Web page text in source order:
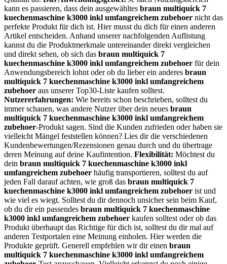
kann es passieren, dass dein ausgewähltes braun multiquick 7
kuechenmaschine k3000 inkl umfangreichem zubehoer nicht das
perfekte Produkt für dich ist. Hier musst du dich für einen anderen
Artikel entscheiden. Anhand unserer nachfolgenden Auflistung
kannst du die Produktmerkmale untereinander direkt vergleichen
und direkt sehen, ob sich das braun multiquick 7
kuechenmaschine k3000 inkl umfangreichem zubehoer für dein
Anwendungsbereich lohnt oder ob du lieber ein anderes braun
multiquick 7 kuechenmaschine k3000 inkl umfangreichem
zubehoer aus unserer Top30-Liste kaufen solltest.
Nutzererfahrungen: Wie bereits schon beschrieben, solltest du
immer schauen, was andere Nutzer über dein neues braun
multiquick 7 kuechenmaschine k3000 inkl umfangreichem
zubehoer-Produkt sagen. Sind die Kunden zufrieden oder haben sie
vielleicht Mängel feststellen können? Lies dir die verschiedenen
Kundenbewertungen/Rezensionen genau durch und du übertrage
deren Meinung auf deine Kaufintention. Flexibilität: Möchtest du
dein braun multiquick 7 kuechenmaschine k3000 inkl
umfangreichem zubehoer häufig transportieren, solltest du auf
jeden Fall darauf achten, wie groß das braun multiquick 7
kuechenmaschine k3000 inkl umfangreichem zubehoer ist und
wie viel es wiegt. Solltest du dir dennoch unsicher sein beim Kauf,
ob du dir ein passendes braun multiquick 7 kuechenmaschine
k3000 inkl umfangreichem zubehoer kaufen solltest oder ob das
Produkt überhaupt das Richtige für dich ist, solltest du dir mal auf
anderen Testportalen eine Meinung einholen. Hier werden die
Produkte geprüft. Generell empfehlen wir dir einen braun
multiquick 7 kuechenmaschine k3000 inkl umfangreichem